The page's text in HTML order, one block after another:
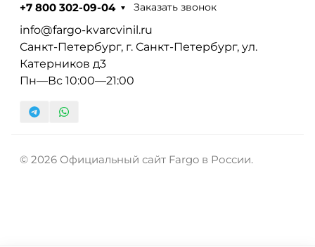
+7 800 302-09-04 Заказать звонок
info@fargo-kvarcvinil.ru
Санкт-Петербург, г. Санкт-Петербург, ул.
Катерников д3
Пн—Вс 10:00—21:00
© 2026 Официальный сайт Fargo в России.